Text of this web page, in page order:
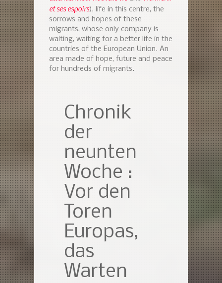
et ses espoirs), life in this centre, the
sorrows and hopes of these
migrants, whose only company is
waiting, waiting for a better life in the
countries of the European Union. An
area made of hope, future and peace
for hundreds of migrants.
Chronik
der
neunten
Woche :
Vor den
Toren
Europas,
das
Warten